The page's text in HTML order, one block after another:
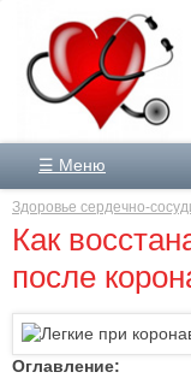
Здоровье сердечно-
Как
после
Оглавление:
☰ Меню